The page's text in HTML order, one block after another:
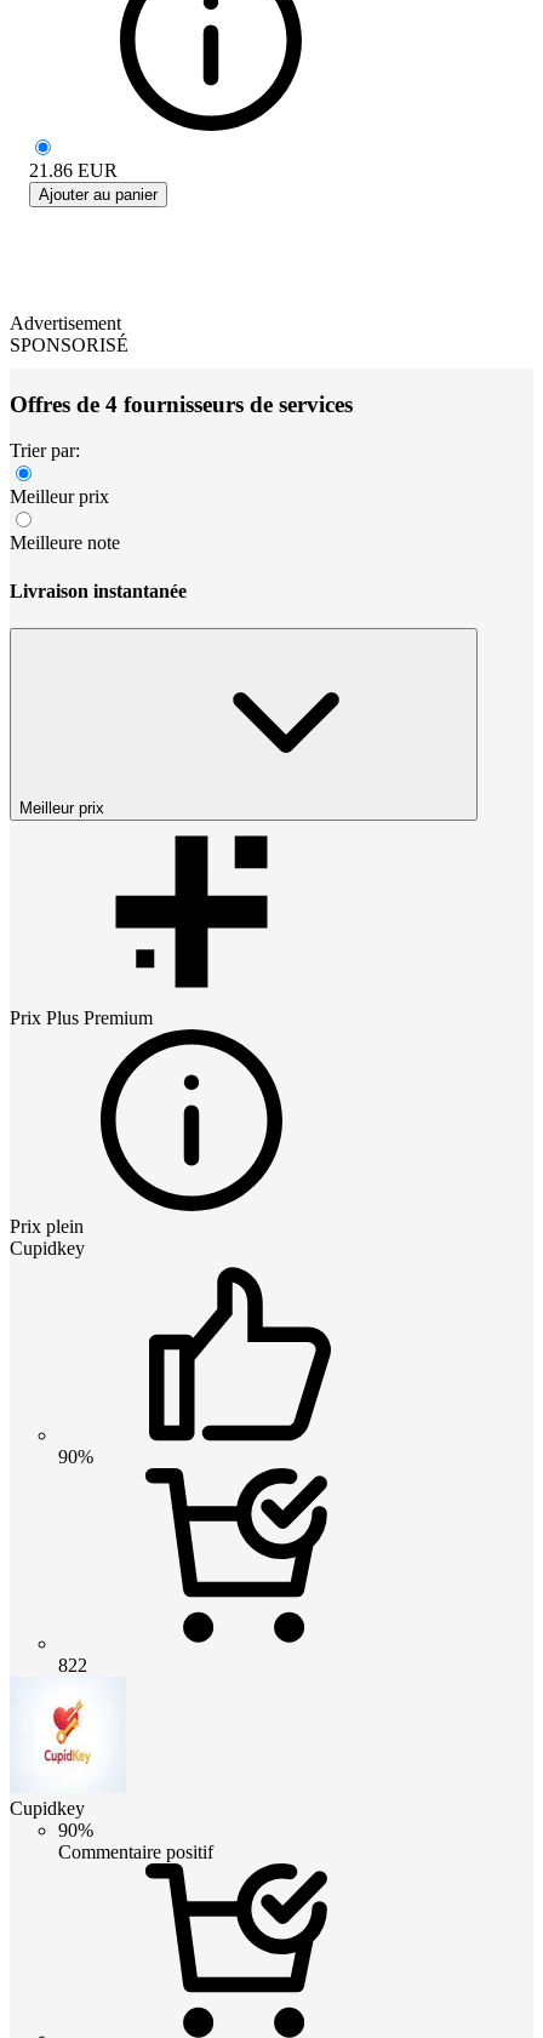
21.86 EUR
Ajouter au panier
Advertisement
SPONSORISÉ
Offres de 4 fournisseurs de services
Trier par:
Meilleur prix
Meilleure note
Livraison instantanée
Meilleur prix
Prix Plus Premium
Prix plein
Cupidkey
90%
822
Cupidkey
90%
Commentaire positif